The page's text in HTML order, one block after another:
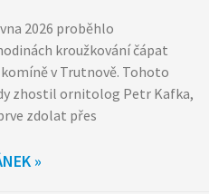
2026 proběhlo
kroužkování čápat
v Trutnově. Tohoto
zhostil ornitolog Petr Kafka,
zdolat přes
»